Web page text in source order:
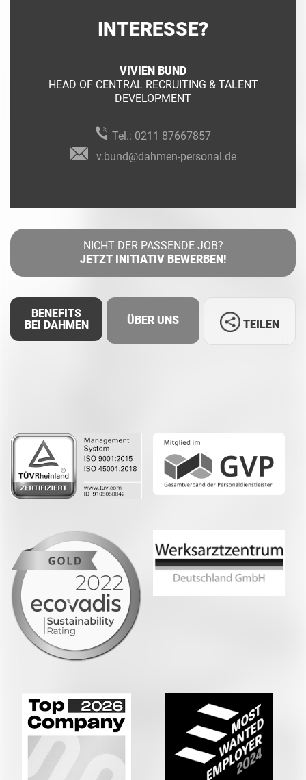
INTERESSE?
VIVIEN BUND
HEAD OF CENTRAL RECRUITING & TALENT
DEVELOPMENT
Tel.: 0211 87667857
v.bund@dahmen-personal.de
NICHT DER PASSENDE JOB?
JETZT INITIATIV BEWERBEN!
BENEFITS
BEI DAHMEN
ÜBER UNS TEILEN